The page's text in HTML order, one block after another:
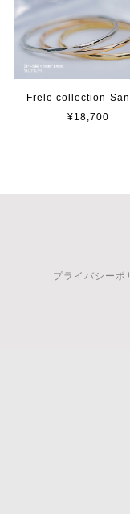
Frele collection-
¥18,700
プライバシーポ